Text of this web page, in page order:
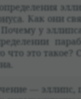
. Как они
у
что это
— эллипс,